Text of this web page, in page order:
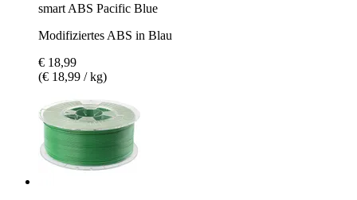
smart ABS Pacific Blue
Modifiziertes ABS in Blau
€ 18,99
(€ 18,99 / kg)